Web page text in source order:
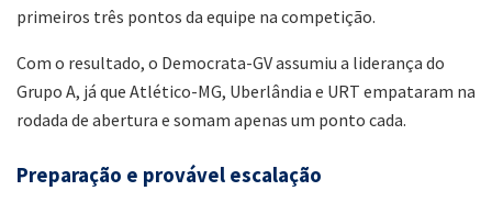
primeiros três pontos da equipe na competição.
Com o resultado, o Democrata-GV assumiu a liderança do
Grupo A, já que Atlético-MG, Uberlândia e URT empataram na
rodada de abertura e somam apenas um ponto cada.
Preparação e provável escalação